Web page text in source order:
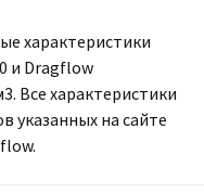
характеристики
и Dragflow
Все характеристики
указанных на сайте